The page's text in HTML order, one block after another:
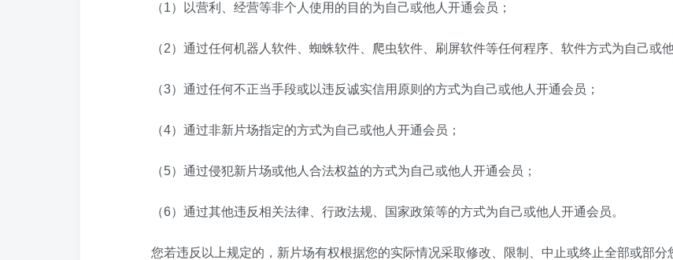
（1）以营利、经营等非个人使用的目的为自己或他人开通会员；
（2）通过任何机器人软件、蜘蛛软件、爬虫软件、刷屏软件等任何程序、软件方式为自己或
（3）通过任何不正当手段或以违反诚实信用原则的方式为自己或他人开通会员；
（4）通过非新片场指定的方式为自己或他人开通会员；
（5）通过侵犯新片场或他人合法权益的方式为自己或他人开通会员；
（6）通过其他违反相关法律、行政法规、国家政策等的方式为自己或他人开通会员。
您若违反以上规定的，新片场有权根据您的实际情况采取修改、限制、中止或终止全部或部